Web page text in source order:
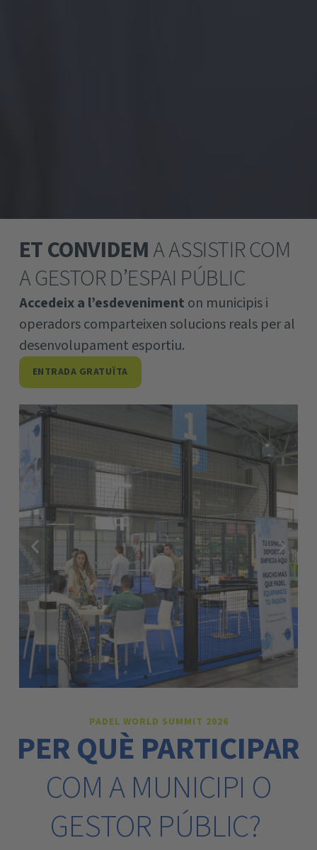
ETCONVIDEMAASSISTIRCOM
AGESTOR D’ESPAI PÚBLIC
Accedeix a l’esdeveniment on municipis i
operadors comparteixen solucions reals per al
desenvolupament esportiu.
ENTRADA GRATUÏTA
PADEL WORLD SUMMIT 2026
PER QUÈ PARTICIPAR
COM A MUNICIPI O
GESTOR PÚBLIC?